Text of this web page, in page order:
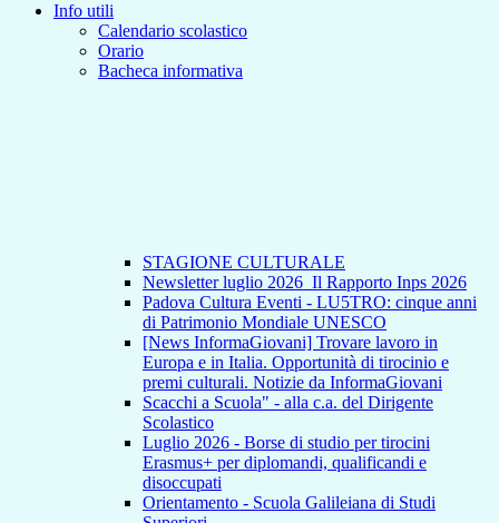
Info utili
Calendario scolastico
Orario
Bacheca informativa
STAGIONE CULTURALE
Newsletter luglio 2026_Il Rapporto Inps 2026
Padova Cultura Eventi - LU5TRO: cinque anni
di Patrimonio Mondiale UNESCO
[News InformaGiovani] Trovare lavoro in
Europa e in Italia. Opportunità di tirocinio e
premi culturali. Notizie da InformaGiovani
Scacchi a Scuola" - alla c.a. del Dirigente
Scolastico
Luglio 2026 - Borse di studio per tirocini
Erasmus+ per diplomandi, qualificandi e
disoccupati
Orientamento - Scuola Galileiana di Studi